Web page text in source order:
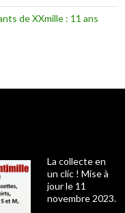
de XXmille : 11 ans
La collecte en
un clic ! Mise à
jour le 11
novembre 2023.